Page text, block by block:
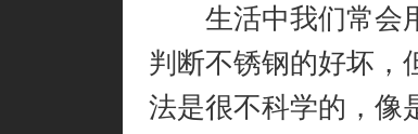
生活中我们常会
判断不锈钢的好坏，
法是很不科学的，像